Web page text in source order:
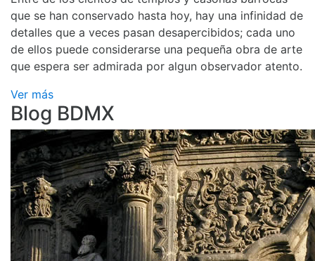
que se han conservado hasta hoy, hay una infinidad de
detalles que a veces pasan desapercibidos; cada uno
de ellos puede considerarse una pequeña obra de arte
que espera ser admirada por algun observador atento.
Ver más
Blog BDMX